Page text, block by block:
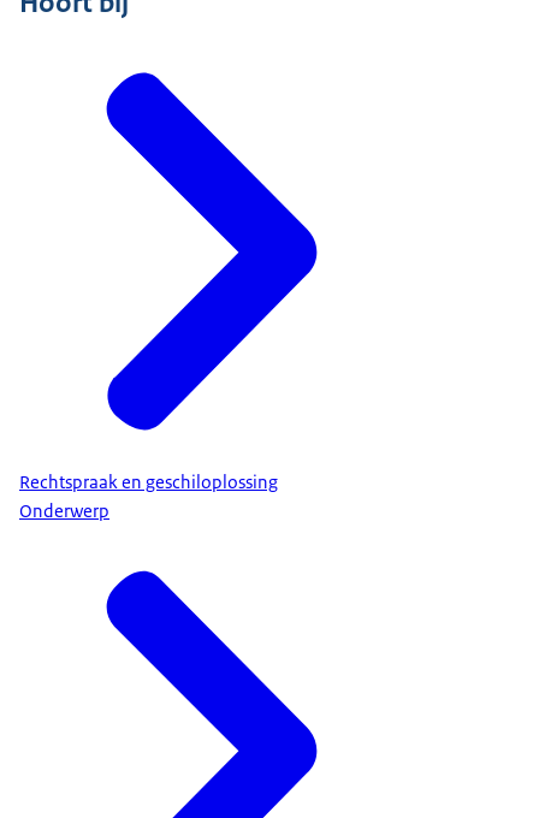
Rechtspraak en geschiloplossing
Onderwerp